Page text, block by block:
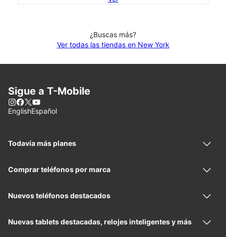
¿Buscas más?
Ver todas las tiendas en New York